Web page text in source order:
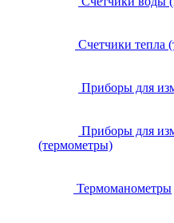
Счетчики тепла
Приборы для
Приборы для
(термометры)
Термоманометры